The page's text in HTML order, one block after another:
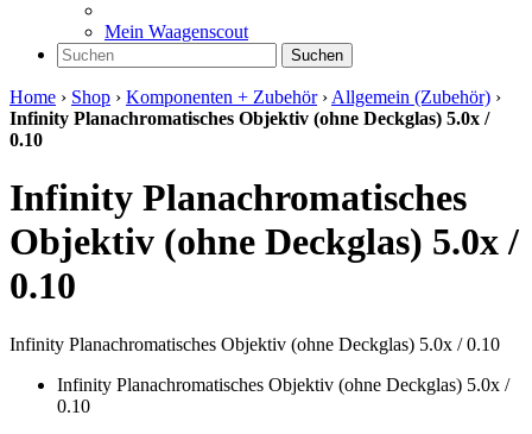
Mein Waagenscout
Suchen
Home › Shop › Komponenten + Zubehör› Allgemein (Zubehör) ›
Infinity Planachromatisches Objektiv (ohne Deckglas) 5.0x /
0.10
Infinity Planachromatisches
Objektiv (ohne Deckglas) 5.0x /
0.10
Infinity Planachromatisches Objektiv (ohne Deckglas) 5.0x / 0.10
Infinity Planachromatisches Objektiv (ohne Deckglas) 5.0x /
0.10